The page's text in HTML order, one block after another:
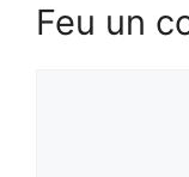
Feu un